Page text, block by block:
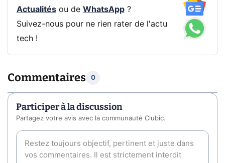
Actualitésou de WhatsApp?
Suivez-nous pour ne rien rater de l'actu
tech !
Commentaires 0
Participer à la discussion
Partagez votre avis avec la communauté Clubic.